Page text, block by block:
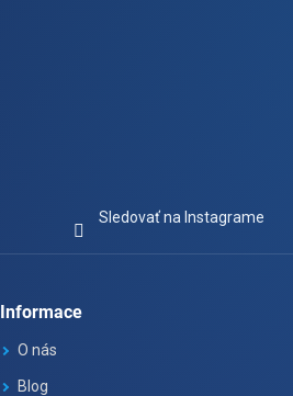
Sledovať na Instagrame
Informace
O nás
Blog